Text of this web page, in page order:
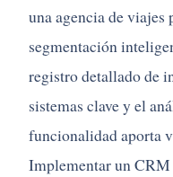
una agencia de viajes
segmentación
registro detallado de
sistemas clave y el
funcionalidad aporta
Implementar un